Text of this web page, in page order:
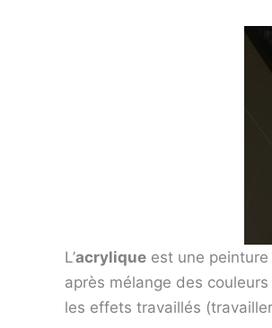
L’acrylique est une
après mélange des
les effets travaillés